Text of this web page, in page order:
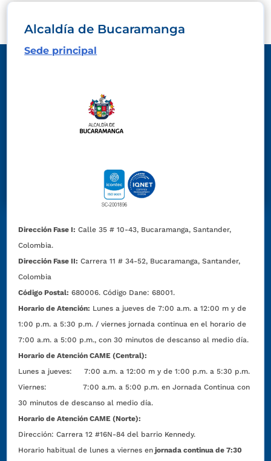
Alcaldía de Bucaramanga
Sede principal
Dirección Fase I: Calle 35 # 10-43, Bucaramanga, Santander,
Colombia.
Dirección Fase II: Carrera 11 # 34-52, Bucaramanga, Santander,
Colombia
Código Postal: 680006. Código Dane: 68001.
Horario de Atención: Lunes a jueves de 7:00 a.m. a 12:00 m y de
1:00 p.m. a 5:30 p.m. / viernes jornada continua en el horario de
7:00 a.m. a 5:00 p.m., con 30 minutos de descanso al medio día.
Horario de Atención CAME (Central):
Lunes a jueves: 7:00 a.m. a 12:00 m y de 1:00 p.m. a 5:30 p.m.
Viernes: 7:00 a.m. a 5:00 p.m. en Jornada Continua con
30 minutos de descanso al medio día.
Horario de Atención CAME (Norte):
Dirección:Carrera 12 #16N-84 del barrio Kennedy.
Horario habitual de lunes a viernes en jornada continua de 7:30